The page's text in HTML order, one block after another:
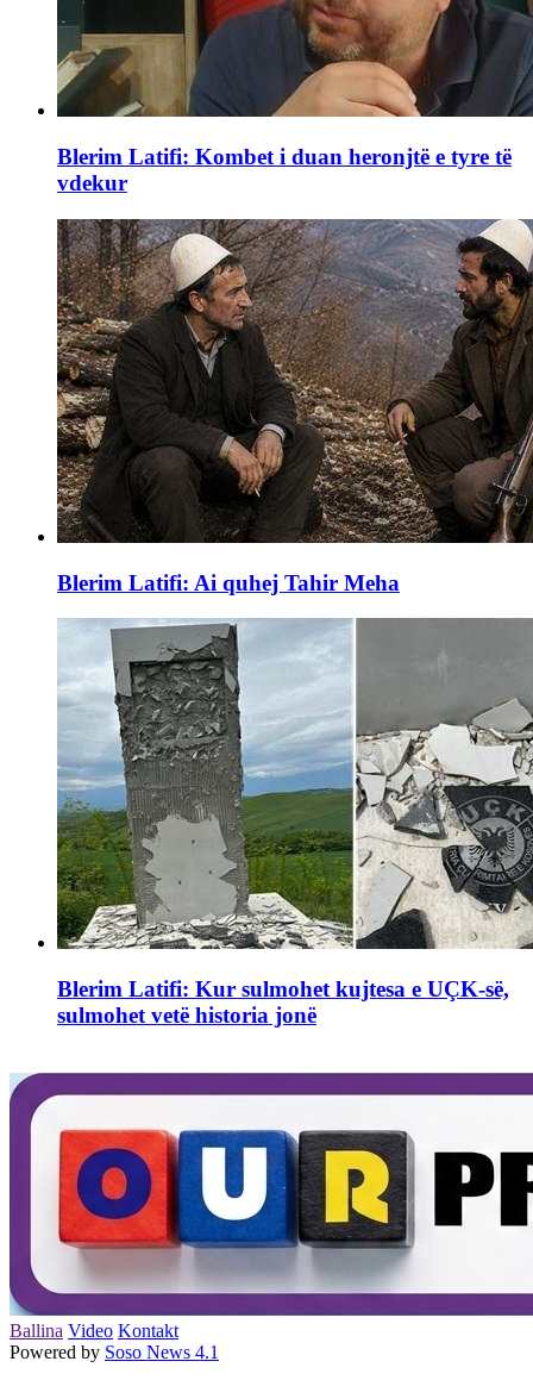
Blerim Latifi: Kombet i duan heronjtë e tyre të
vdekur
Blerim Latifi: Ai quhej Tahir Meha
Blerim Latifi: Kur sulmohet kujtesa e UÇK-së,
sulmohet vetë historia jonë
Ballina Video Kontakt
Powered by Soso News 4.1